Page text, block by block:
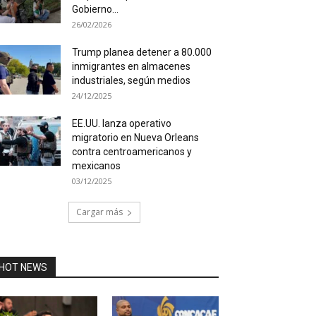
Gobierno...
26/02/2026
Trump planea detener a 80.000
inmigrantes en almacenes
industriales, según medios
24/12/2025
EE.UU. lanza operativo
migratorio en Nueva Orleans
contra centroamericanos y
mexicanos
03/12/2025
Cargar más
NEWS